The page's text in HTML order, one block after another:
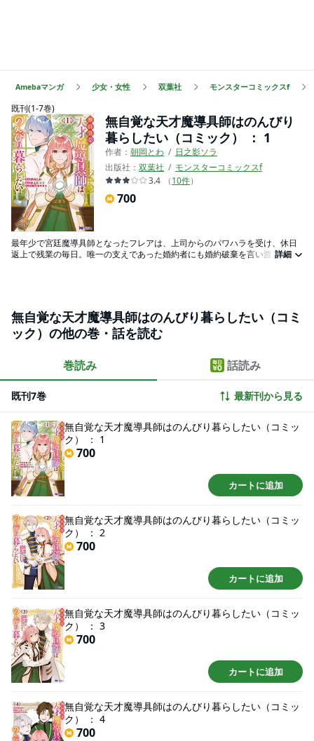
Amebaマンガ 少女・女性 双葉社 モンスターコミックスf
既刊(1-7巻)
無自覚な天才魔導具師はのんびり
暮らしたい（コミック） ： 1
作者： 朝岡とわ
日之影ソラ
出版社： 双葉社
モンスターコミックスf
3.4
（10件）
700
最年少で宮廷魔導具師となったフレアは、上司からのパワハラを受け、休日
返上で残業の毎日。唯一の支えであった婚約者にも婚約破棄を言い渡され、
才魔導具師が奇跡を起こす！？異世界お仕事ラブファンタジー、第1巻！
詳細
無自覚な天才魔導具師はのんびり暮らしたい（コミ
ック）の他の巻・話を読む
巻読み 話読み
既刊7巻 最新刊から見る
無自覚な天才魔導具師はのんびり暮らしたい（コミッ
ク） ： 1
700
カートに追加
無自覚な天才魔導具師はのんびり暮らしたい（コミッ
ク） ： 2
700
カートに追加
無自覚な天才魔導具師はのんびり暮らしたい（コミッ
ク） ： 3
700
カートに追加
無自覚な天才魔導具師はのんびり暮らしたい（コミッ
ク） ： 4
700